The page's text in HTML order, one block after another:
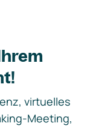
virtuelles
Meeting,